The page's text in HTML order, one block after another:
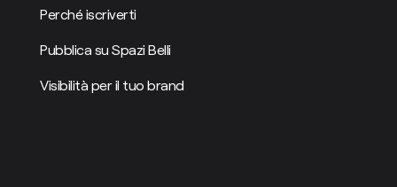
Perché iscriverti
Pubblica su Spazi Belli
Visibilità per il tuo brand